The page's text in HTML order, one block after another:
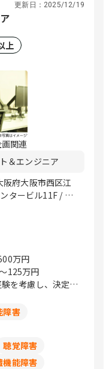
更新日： 2025/12/19
上
関連
＆エンジニア
阪府大阪市西区江
タービル11F / 肥
万円
125万円
を考慮し、決定し
障害
聴覚障害
機能障害